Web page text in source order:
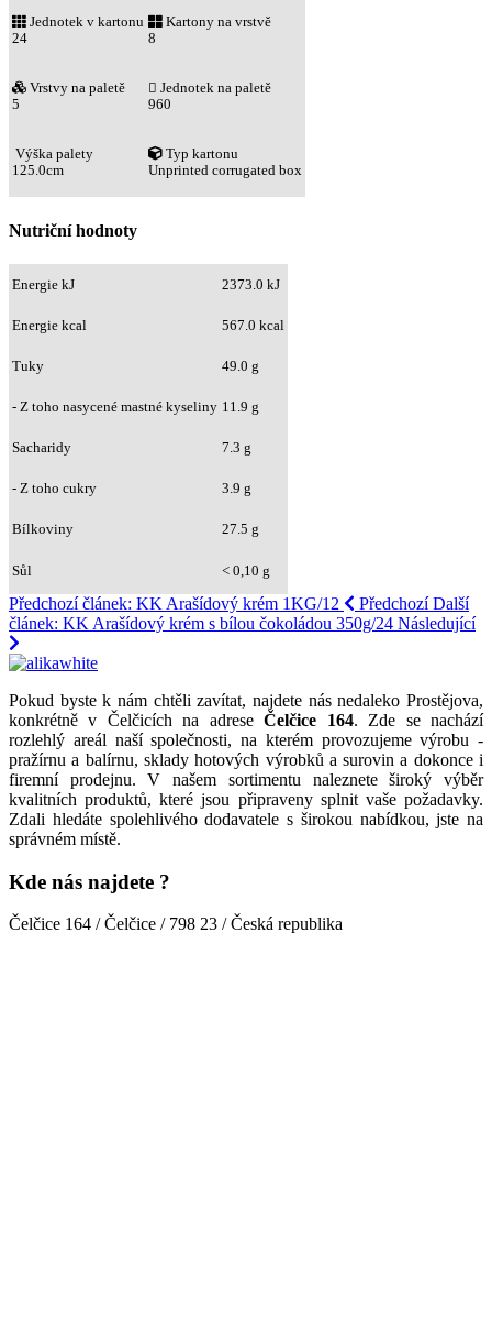
Jednotek v kartonu
24
Kartony na vrstvě
8
Vrstvy na paletě
5
Jednotek na paletě
960
Výška palety
125.0cm
Typ kartonu
Unprinted corrugated box
Nutriční hodnoty
Energie kJ 2373.0 kJ
Energie kcal 567.0 kcal
Tuky 49.0 g
- Z toho nasycené mastné kyseliny 11.9 g
Sacharidy 7.3 g
- Z toho cukry 3.9 g
Bílkoviny 27.5 g
Sůl < 0,10 g
Předchozí článek: KK Arašídový krém 1KG/12 Předchozí Další
článek: KK Arašídový krém s bílou čokoládou 350g/24 Následující
Pokud byste k nám chtěli zavítat, najdete nás nedaleko Prostějova,
konkrétně v Čelčicích na adreseČelčice 164. Zde se nachází
rozlehlý areál naší společnosti, na kterém provozujeme výrobu -
pražírnu a balírnu, sklady hotových výrobků a surovin a dokonce i
firemní prodejnu. V našem sortimentu naleznete široký výběr
kvalitních produktů, které jsou připraveny splnit vaše požadavky.
Zdali hledáte spolehlivého dodavatele s širokou nabídkou, jste na
správném místě.
Kde nás najdete ?
Čelčice 164 / Čelčice / 798 23 / Česká republika